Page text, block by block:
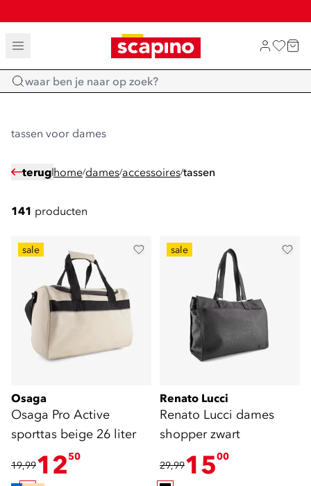
TOT 70% KORTING OP SALE
SHOP NIEUW
Home
tassen voor dames
terug home/dames/accessoires/tassen
141 producten
sale
Osaga
Osaga Pro Active
sporttas beige 26 liter
19,991250
sale
Renato Lucci
Renato Lucci dames
shopper zwart
29,991500